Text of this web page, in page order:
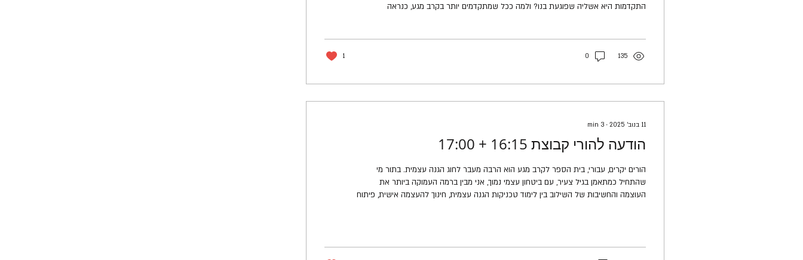
התקדמות היא אשליה שפוגעת בנו? ולמה ככל שמתקדמים יותר בקרב מגע, כנראה
נראית התקדמות, הם לא יודעים להסביר לי בצורה ספציפית. אז הנה...
135
0
1
11 בנוב׳ 2025 ∙
3
min
הודעה להורי קבוצת 16:15 + 17:00
הורים יקרים, עבורי, בית הספר לקרב מגע הוא הרבה מעבר לחוג הגנה עצמית. בתור מי
שהתחיל כמתאמן בגיל צעיר, עם ביטחון עצמי נמוך, אני מבין ברמה העמוקה ביותר את
העוצמה והחשיבות של השילוב בין לימוד טכניקות הגנה עצמית, חינוך להעצמה אישית, פיתוח
ומנהיגות. בזכות זה שהתחלתי את...